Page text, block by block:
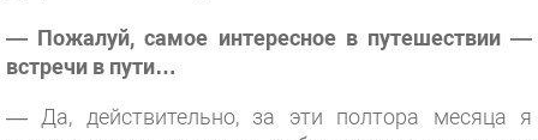
— Пожалуй, самое интересное в путешествии —
встречи в пути…
— Да, действительно, за эти полтора месяца я